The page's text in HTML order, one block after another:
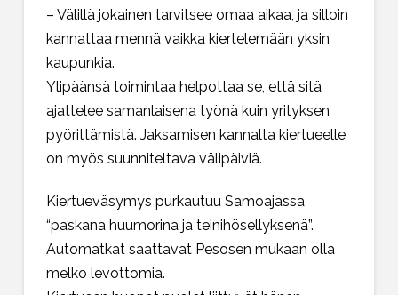
– Välillä jokainen tarvitsee omaa aikaa, ja silloin
kannattaa mennä vaikka kiertelemään yksin
kaupunkia.
Ylipäänsä toimintaa helpottaa se, että sitä
ajattelee samanlaisena työnä kuin yrityksen
pyörittämistä. Jaksamisen kannalta kiertueelle
on myös suunniteltava välipäiviä.
Kiertueväsymys purkautuu Samoajassa
“paskana huumorina ja teinihösellyksenä”.
Automatkat saattavat Pesosen mukaan olla
melko levottomia.